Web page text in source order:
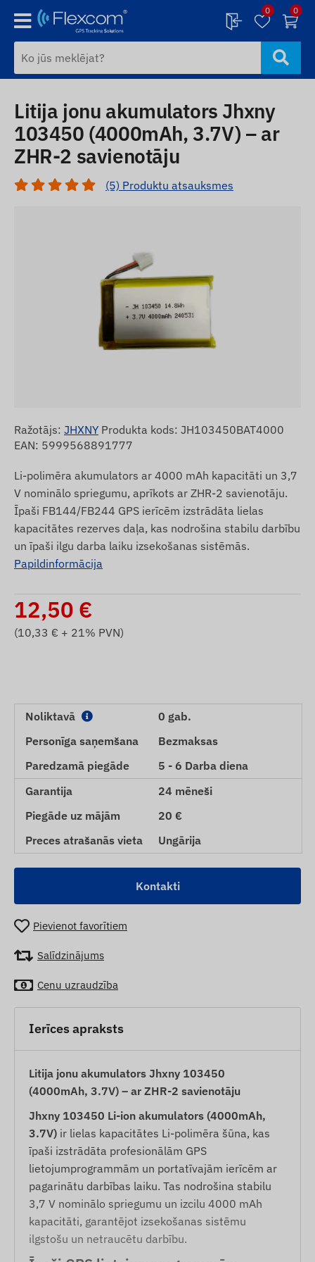
0 0
Litija jonu akumulators Jhxny
103450 (4000mAh, 3.7V) – ar
ZHR-2 savienotāju
(5) Produktu atsauksmes
Ražotājs: JHXNY Produkta kods: JH103450BAT4000
EAN: 5999568891777
Li-polimēra akumulators ar 4000 mAh kapacitāti un 3,7
V nominālo spriegumu, aprīkots ar ZHR-2 savienotāju.
Īpaši FB144/FB244 GPS ierīcēm izstrādāta lielas
kapacitātes rezerves daļa, kas nodrošina stabilu darbību
un īpaši ilgu darba laiku izsekošanas sistēmās.
Papildinformācija
12,50 €
(10,33 € + 21% PVN)
Noliktavā
0 gab.
Personīga saņemšana
Bezmaksas
Paredzamā piegāde
5 - 6 Darba diena
Garantija
24 mēneši
Piegāde uz mājām
20 €
Preces atrašanās vieta
Ungārija
Kontakti
Pievienot favorītiem
Salīdzinājums
Cenu uzraudzība
Ierīces apraksts
Litija jonu akumulators Jhxny 103450
(4000mAh, 3.7V) – ar ZHR-2 savienotāju
Jhxny 103450 Li-ion akumulators (4000mAh,
3.7V) ir lielas kapacitātes Li-polimēra šūna, kas
īpaši izstrādāta profesionālām GPS
lietojumprogrammām un portatīvajām ierīcēm ar
pagarinātu darbības laiku. Tas nodrošina stabilu
3,7 V nominālo spriegumu un izcilu 4000 mAh
kapacitāti, garantējot izsekošanas sistēmu
ilgstošu un netraucētu darbību.